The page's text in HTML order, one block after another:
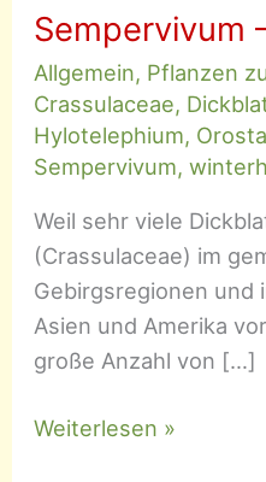
Sempervivum
Allgemein, Pflanzen
Crassulaceae,
Hylotelephium,
Sempervivum,
Weil sehr viele
(Crassulaceae) im
Gebirgsregionen und
Asien und Amerika
große Anzahl von […]
Sempervivum
Weiterlesen »